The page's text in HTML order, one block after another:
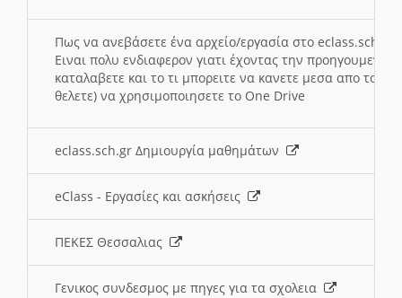
Πως να ανεβάσετε ένα αρχείο/εργασία στο eclass.sch.gr
Ειναι πολυ ενδιαφερον γιατι έχοντας την
καταλαβετε και το τι μπορειτε να κανετε μεσα απο το
θελετε) να χρησιμοποιησετε το One Drive
eclass.sch.gr Δημιουργία μαθημάτων
eClass - Εργασίες και ασκήσεις
ΠΕΚΕΣ Θεσσαλιας
Γενικος συνδεσμος με πηγες για τα σχολεια